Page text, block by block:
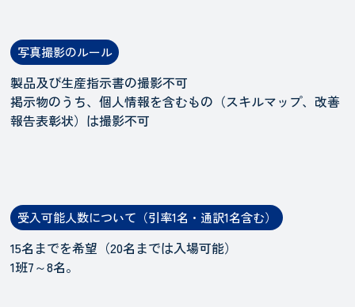
写真撮影のルール
製品及び生産指示書の撮影不可
掲示物のうち、個人情報を含むもの（スキルマップ、改善
報告表彰状）は撮影不可
受入可能人数について（引率1名・通訳1名含む）
15名までを希望（20名までは入場可能）
1班7～8名。